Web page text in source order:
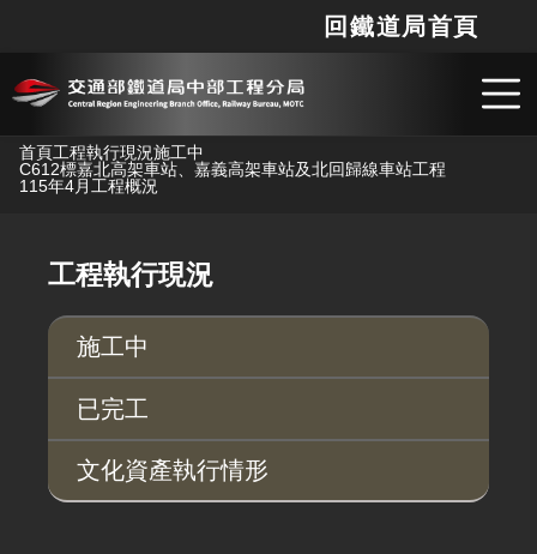
跳到主要內容
回鐵道局首頁
首頁工程執行現況施工中
C612標嘉北高架車站、嘉義高架車站及北回歸線車站工程
115年4月工程概況
工程執行現況
施工中
已完工
文化資產執行情形